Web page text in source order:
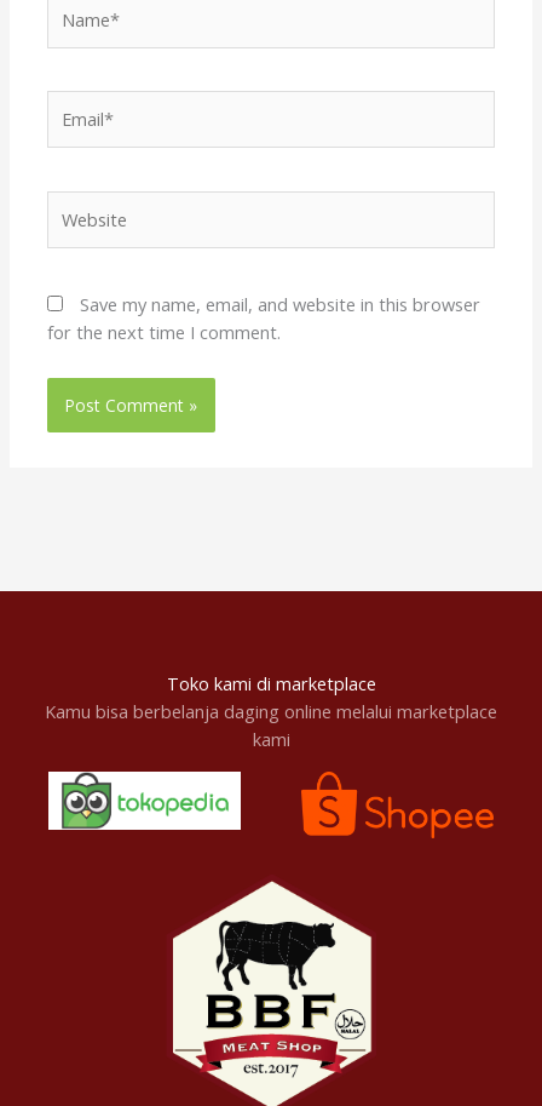
Save my name, email, and website in this browser
for the next time I comment.
Toko kami di marketplace
Kamu bisa berbelanja daging online melalui marketplace
kami